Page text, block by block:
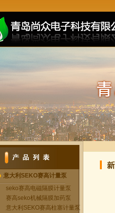
意大利SEKO赛高计量泵
seko赛高电磁隔膜计量泵
赛高seko机械隔膜加药泵
意大利SEKO赛高柱塞计量泵